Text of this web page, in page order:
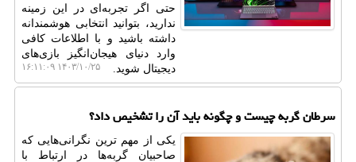
حتی اگر تجربه‌ای در این زمینه
ندارید، بتوانید انتخابی هوشمندانه
داشته باشید و با اطلاعات کافی
وارد دنیای هیجان‌انگیز بازی‌های
دیجیتال شوید.
۱۴۰۳/۱۰/۲۵ ۱۶:۱۱:۰۹
سرطان گربه چیست و چگونه باید آن را تشخیص داد؟
یکی از مهم ترین نگرانی‌هایی که
صاحبیان گربه‌ها در ارتباط با